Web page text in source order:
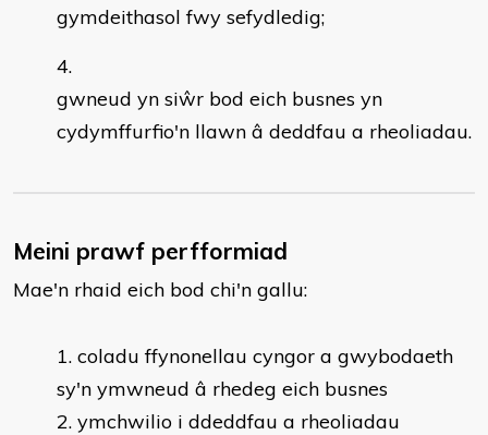
gymdeithasol fwy sefydledig;
gwneud yn siŵr bod eich busnes yn
cydymffurfio'n llawn â deddfau a rheoliadau.
Meini prawf perfformiad
Mae'n rhaid eich bod chi'n gallu:
coladu ffynonellau cyngor a gwybodaeth
sy'n ymwneud â rhedeg eich busnes
ymchwilio i ddeddfau a rheoliadau